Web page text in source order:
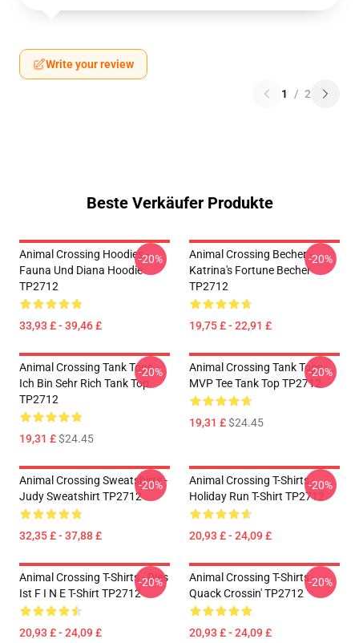
Write your review
1 / 2
Beste Verkäufer Produkte
Animal Crossing Hoodies -
Fauna Und Diana Hoodie
TP2712
33,93 £ - 39,46 £
-20%
Animal Crossing Becher -
Katrina's Fortune Becher
TP2712
19,75 £ - 22,91 £
-20%
Animal Crossing Tank Tops -
Ich Bin Sehr Rich Tank Top
TP2712
19,31 £$24.45
-20%
Animal Crossing Tank Tops -
MVP Tee Tank Top TP2712
19,31 £$24.45
-20%
Animal Crossing Sweatshirts -
Judy Sweatshirt TP2712
32,35 £ - 37,88 £
-20%
Animal Crossing T-Shirts -
Holiday Run T-Shirt TP2712
20,93 £ - 24,09 £
-20%
Animal Crossing T-Shirts - Dies
Ist F I N E T-Shirt TP2712
20,93 £ - 24,09 £
-20%
Animal Crossing T-Shirts -
Quack Crossin' TP2712
20,93 £ - 24,09 £
-20%